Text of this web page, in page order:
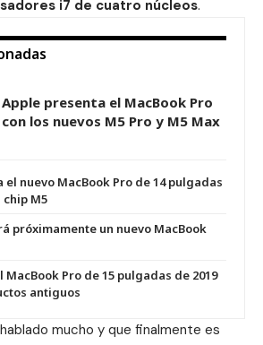
i7 de cuatro núcleos.
Apple presenta el MacBook Pro
con los nuevos M5 Pro y M5 Max
nuevo MacBook Pro de 14 pulgadas
M5
próximamente un nuevo MacBook
Pro de 15 pulgadas de 2019
antiguos
mucho y que finalmente es